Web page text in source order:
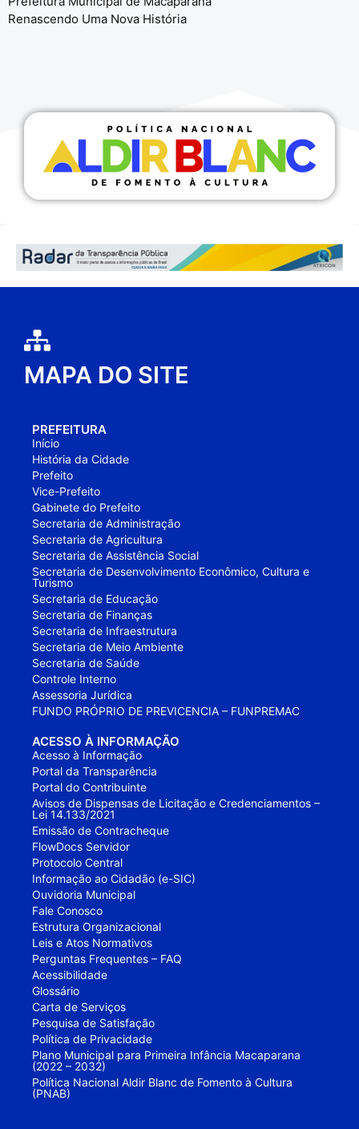
Renascendo Uma Nova História
MAPA DO SITE
PREFEITURA
Início
História da Cidade
Prefeito
Vice-Prefeito
Gabinete do Prefeito
Secretaria de Administração
Secretaria de Agricultura
Secretaria de Assistência Social
Secretaria de Desenvolvimento Econômico, Cultura e
Turismo
Secretaria de Educação
Secretaria de Finanças
Secretaria de Infraestrutura
Secretaria de Meio Ambiente
Secretaria de Saúde
Controle Interno
Assessoria Jurídica
FUNDO PRÓPRIO DE PREVICENCIA – FUNPREMAC
ACESSO À INFORMAÇÃO
Acesso à Informação
Portal da Transparência
Portal do Contribuinte
Avisos de Dispensas de Licitação e Credenciamentos –
Lei 14.133/2021
Emissão de Contracheque
FlowDocs Servidor
Protocolo Central
Informação ao Cidadão (e-SIC)
Ouvidoria Municipal
Fale Conosco
Estrutura Organizacional
Leis e Atos Normativos
Perguntas Frequentes – FAQ
Acessibilidade
Glossário
Carta de Serviços
Pesquisa de Satisfação
Política de Privacidade
Plano Municipal para Primeira Infância Macaparana
(2022 – 2032)
Política Nacional Aldir Blanc de Fomento à Cultura
(PNAB)